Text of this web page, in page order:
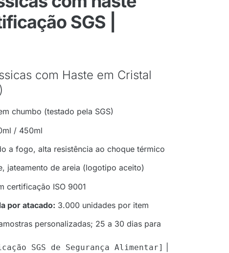
SGS |
com Haste em Cristal
chumbo (testado pela SGS)
/ 450ml
a fogo, alta resistência ao choque térmico
jateamento de areia (logotipo aceito)
certificação ISO 9001
por atacado: 3.000 unidades por item
personalizadas; 25 a 30 dias para
SGS de Segurança Alimentar]